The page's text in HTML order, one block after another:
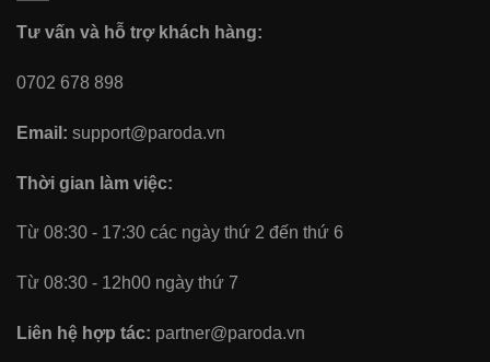
Tư vấn và hỗ trợ khách hàng:
0702 678 898
Email: support@paroda.vn
Thời gian làm việc:
Từ 08:30 - 17:30 các ngày thứ 2 đến thứ 6
Từ 08:30 - 12h00 ngày thứ 7
Liên hệ hợp tác: partner@paroda.vn